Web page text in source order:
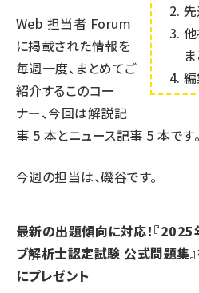
Web 担当者 Forum
に掲載された情報を
毎週一度、まとめてご
紹介するこのコー
ナー、今回は解説記
事 5 本とニュース記事 5 本です。
今週の担当は、磯谷です。
最新の出題傾向に対応！『2025
ブ解析士認定試験 公式問題集
にプレゼント